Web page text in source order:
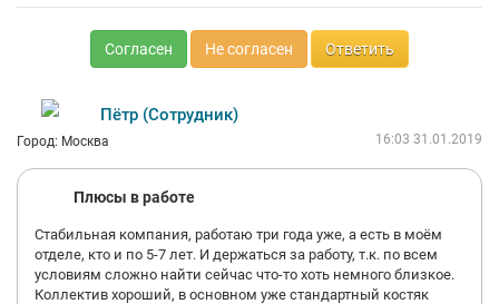
Согласен Не согласен Ответить
Пётр (Сотрудник)
Город: Москва 16:03 31.01.2019
Плюсы в работе
Стабильная компания, работаю три года уже, а есть в моём
отделе, кто и по 5-7 лет. И держаться за работу, т.к. по всем
условиям сложно найти сейчас что-то хоть немного близкое.
Коллектив хороший, в основном уже стандартный костяк